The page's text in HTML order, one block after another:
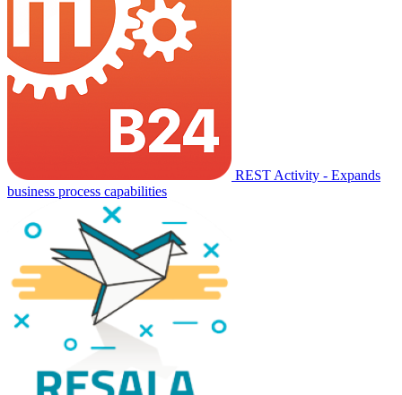
REST Activity - Expands
business process capabilities